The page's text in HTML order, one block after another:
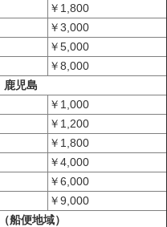
￥1,800
￥3,000
￥5,000
￥8,000
鹿児島
￥1,000
￥1,200
￥1,800
￥4,000
￥6,000
￥9,000
船便地域）